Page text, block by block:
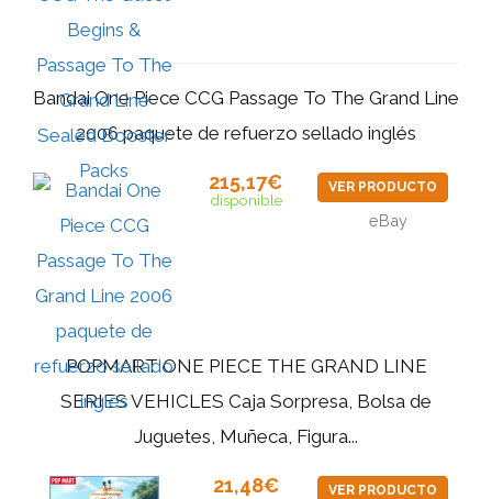
Bandai One Piece CCG Passage To The Grand Line
2006 paquete de refuerzo sellado inglés
215,17€
disponible
VER PRODUCTO
eBay
POPMART ONE PIECE THE GRAND LINE
SERIES VEHICLES Caja Sorpresa, Bolsa de
Juguetes, Muñeca, Figura...
21,48€ VER PRODUCTO